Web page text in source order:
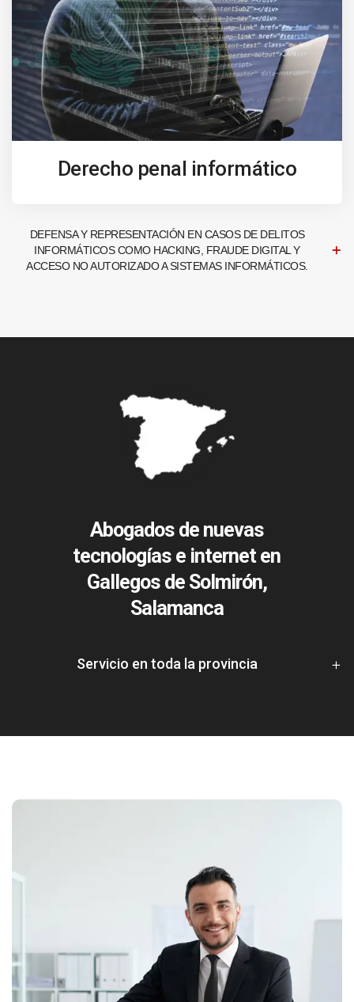
Derecho penal informático
DEFENSA Y REPRESENTACIÓN EN CASOS DE DELITOS
INFORMÁTICOS COMO HACKING, FRAUDE DIGITAL Y
ACCESO NO AUTORIZADO A SISTEMAS INFORMÁTICOS.
Abogados de nuevas
tecnologías e internet en
Gallegos de Solmirón,
Salamanca
Servicio en toda la provincia